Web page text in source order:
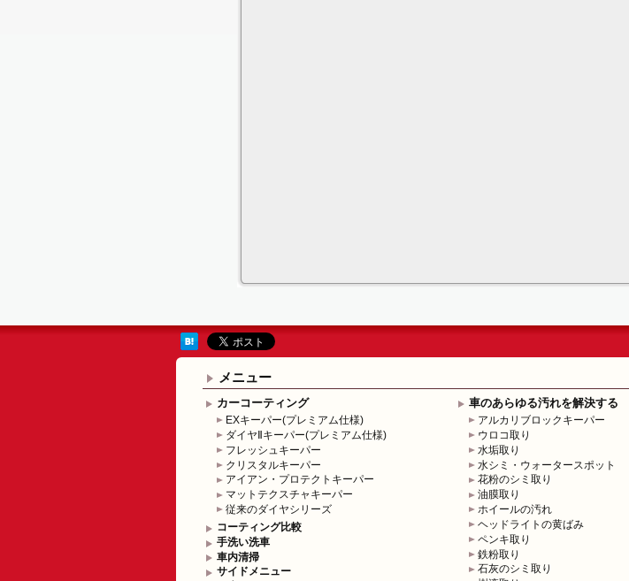
メニュー
カーコーティング
EXキーパー(プレミアム仕様)
ダイヤⅡキーパー(プレミアム仕様)
フレッシュキーパー
クリスタルキーパー
アイアン・プロテクトキーパー
マットテクスチャキーパー
従来のダイヤシリーズ
コーティング比較
手洗い洗車
車内清掃
サイドメニュー
車のあらゆる汚れを解決する
アルカリブロックキーパー
ウロコ取り
水垢取り
水シミ・ウォータースポット
花粉のシミ取り
油膜取り
ホイールの汚れ
ヘッドライトの黄ばみ
ペンキ取り
鉄粉取り
石灰のシミ取り